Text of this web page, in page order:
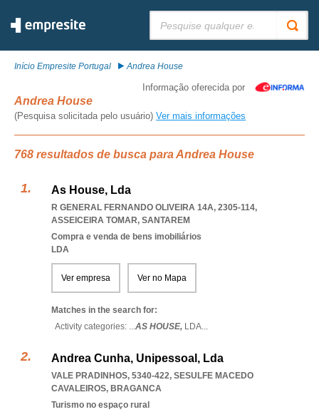
Início Empresite Portugal Andrea House
Informação oferecida por
Andrea House
(Pesquisa solicitada pelo usuário) Ver mais informações
768 resultados de busca para Andrea House
As House, Lda
R GENERAL FERNANDO OLIVEIRA 14A, 2305-114,
ASSEICEIRA TOMAR, SANTAREM
Compra e venda de bens imobiliários
LDA
Ver empresa Ver no Mapa
Matches in the search for:
Activity categories: ...AS HOUSE, LDA...
Andrea Cunha, Unipessoal, Lda
VALE PRADINHOS, 5340-422, SESULFE MACEDO
CAVALEIROS, BRAGANCA
Turismo no espaço rural